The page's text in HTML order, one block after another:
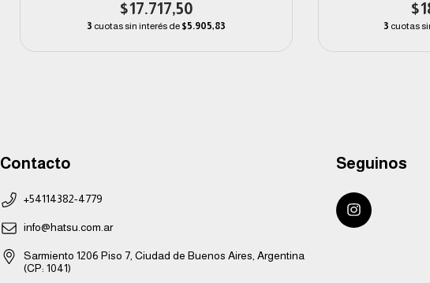
$17.717,50
3 cuotas sin interés de $5.905,83 3 cuotas
Contacto
+54114382-4779
info@hatsu.com.ar
Sarmiento 1206 Piso 7, Ciudad de Buenos Aires, Argentina
(CP: 1041)
Seguinos